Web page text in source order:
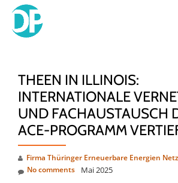
Skip
THEEN IN ILLINOIS:
INTERNATIONALE
UND FACHAUSTAUSCH
ACE-PROGRAMM
Firma Thüringer Erneuerbare Energien
Mai 2025
No comments